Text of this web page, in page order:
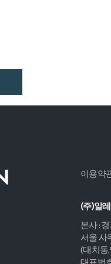
이용약
(주)알
본사 :
서울 사
(대치동